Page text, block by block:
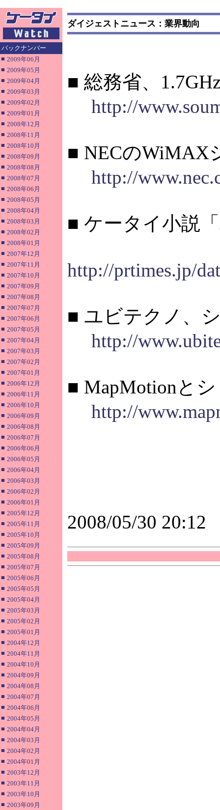
バックナンバー
■ 2009年06月
■ 2009年05月
■ 2009年04月
■ 2009年03月
■ 2009年02月
■ 2009年01月
■ 2008年12月
■ 2008年11月
■ 2008年10月
■ 2008年09月
■ 2008年08月
■ 2008年07月
■ 2008年06月
■ 2008年05月
■ 2008年04月
■ 2008年03月
■ 2008年02月
■ 2008年01月
■ 2007年12月
■ 2007年11月
■ 2007年10月
■ 2007年09月
■ 2007年08月
■ 2007年07月
■ 2007年06月
■ 2007年05月
■ 2007年04月
■ 2007年03月
■ 2007年02月
■ 2007年01月
■ 2006年12月
■ 2006年11月
■ 2006年10月
■ 2006年09月
■ 2006年08月
■ 2006年07月
■ 2006年06月
■ 2006年05月
■ 2006年04月
■ 2006年03月
■ 2006年02月
■ 2006年01月
■ 2005年12月
■ 2005年11月
■ 2005年10月
■ 2005年09月
■ 2005年08月
■ 2005年07月
■ 2005年06月
■ 2005年05月
■ 2005年04月
■ 2005年03月
■ 2005年02月
■ 2005年01月
■ 2004年12月
■ 2004年11月
■ 2004年10月
■ 2004年09月
■ 2004年08月
■ 2004年07月
■ 2004年06月
■ 2004年05月
■ 2004年04月
■ 2004年03月
■ 2004年02月
■ 2004年01月
■ 2003年12月
■ 2003年11月
■ 2003年10月
■ 2003年09月
ダイジェストニュース：業界動向
■ 総務省、
http://
■ NECのWiMAX
http://
■ ケータイ小説
http://prtimes.jp/
■ ユビテクノ、
http://
■ MapMotionと
http://
2008/05/30 20:12